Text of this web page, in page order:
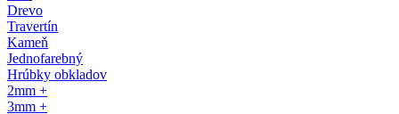
Drevo
Travertín
Kameň
Jednofarebný
Hrúbky obkladov
2mm +
3mm +